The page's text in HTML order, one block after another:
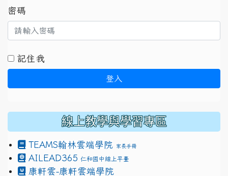
密碼
記住我
登入
線上教學與學習專區
TEAMS翰林雲端學院 家長手冊
AILEAD365 仁和國中線上平臺
康軒雲-康軒雲端學院